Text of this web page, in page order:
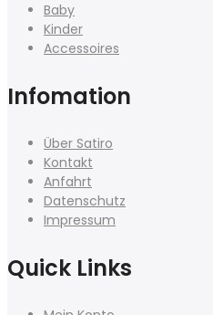
Baby
Kinder
Accessoires
Infomation
Über Satiro
Kontakt
Anfahrt
Datenschutz
Impressum
Quick Links